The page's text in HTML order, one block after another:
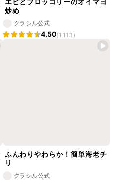
エビとブロッコリーのオイマヨ
炒め
クラシル公式
4.50(1,113)
ふんわりやわらか！簡単海老チ
リ
クラシル公式